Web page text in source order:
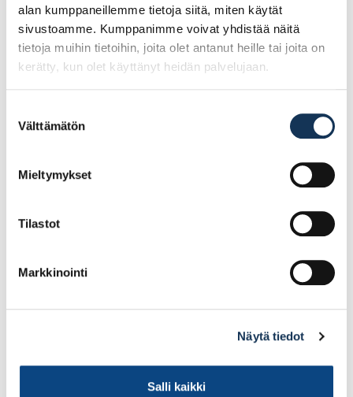
alan kumppaneillemme tietoja siitä, miten käytät
sivustoamme. Kumppanimme voivat yhdistää näitä
tietoja muihin tietoihin, joita olet antanut heille tai joita on
kerätty, kun olet käyttänyt heidän palvelujaan.
valinta
Välttämätön
Mieltymykset
Tilastot
Markkinointi
Näytä tiedot
Salli kaikki
142.63€ /kpl
Lisää tilauskoriin